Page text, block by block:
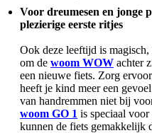
Voor dreumesen en jonge
plezierige eerste ritjes
Ook deze leeftijd is
om de woom WOW achter
een nieuwe fiets. Zorg
heeft je kind meer een
van handremmen niet bij
woom GO 1 is speciaal
kunnen de fiets gemakkelijk